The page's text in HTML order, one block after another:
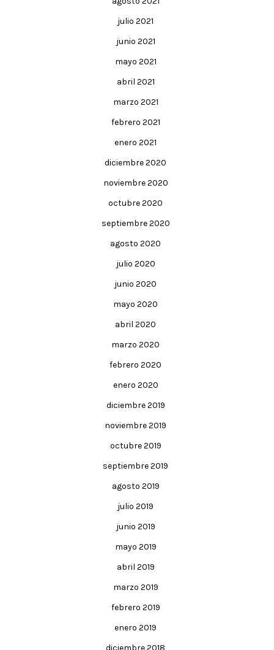
julio 2021
junio 2021
mayo 2021
abril 2021
marzo 2021
febrero 2021
enero 2021
diciembre 2020
noviembre 2020
octubre 2020
septiembre 2020
agosto 2020
julio 2020
junio 2020
mayo 2020
abril 2020
marzo 2020
febrero 2020
enero 2020
diciembre 2019
noviembre 2019
octubre 2019
septiembre 2019
agosto 2019
julio 2019
junio 2019
mayo 2019
abril 2019
marzo 2019
febrero 2019
enero 2019
diciembre 2018